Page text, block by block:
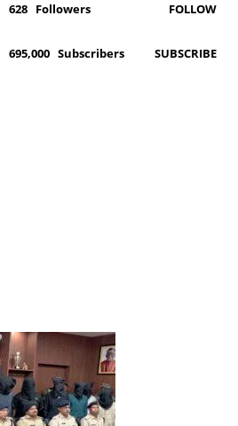
628 Followers FOLLOW
695,000 Subscribers SUBSCRIBE